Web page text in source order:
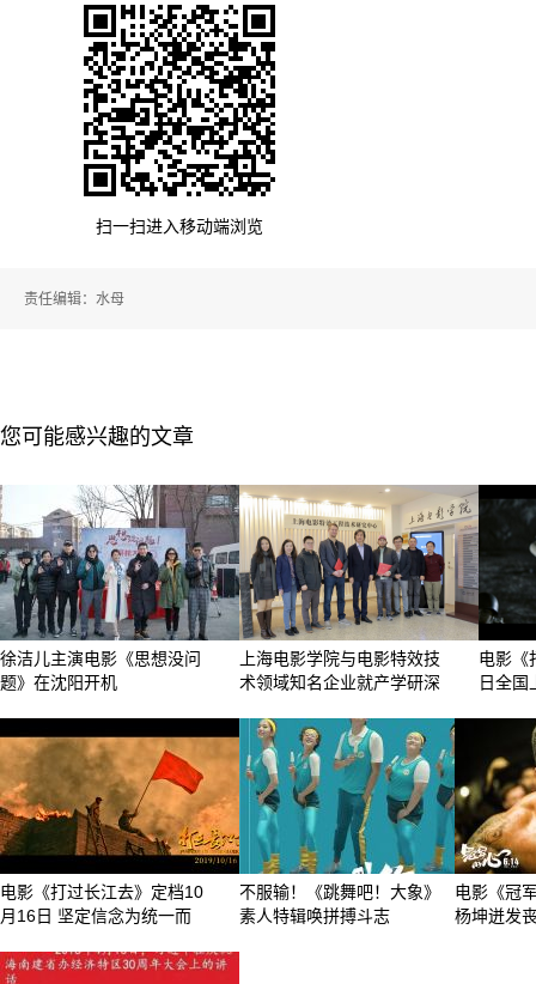
扫一扫进入移动端浏览
责任编辑：水母
您可能感兴趣的文章
徐洁儿主演电影《思想没问
题》在沈阳开机
上海电影学院与电影特效技
术领域知名企业就产学研深
电影《
日全国
电影《打过长江去》定档10
月16日 坚定信念为统一而
不服输！《跳舞吧！大象》
素人特辑唤拼搏斗志
电影《冠
杨坤迸发